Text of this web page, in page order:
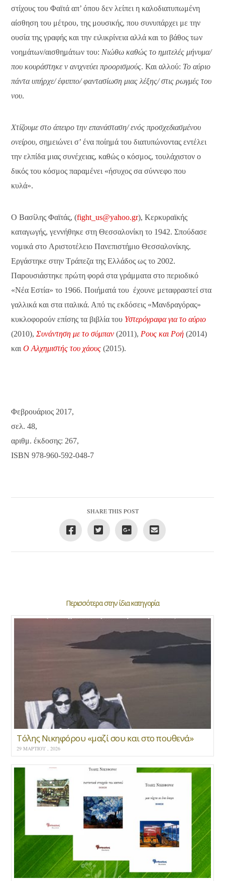
στίχους του Φαϊτά απ’ όπου δεν λείπει η καλοδιατυπωμένη
αίσθηση του μέτρου, της μουσικής, που συνυπάρχει με την
ουσία της γραφής και την ειλικρίνεια αλλά και το βάθος των
νοημάτων/αισθημάτων του: Νιώθω καθώς το ημιτελές μήνυμα/
που κουράστηκε ν ανιχνεύει προορισμούς. Και αλλού: Το αύριο
πάντα υπήρχε/ έφιππο/ φαντασίωση μιας λέξης/ στις ρωγμές του
νου.
Χτίζουμε στο άπειρο την επανάσταση/ ενός προσχεδιασμένου
ονείρου, σημειώνει σ’ ένα ποίημά του διατυπώνοντας εντέλει
την ελπίδα μιας συνέχειας, καθώς ο κόσμος, τουλάχιστον ο
δικός του κόσμος παραμένει «ήσυχος σα σύννεφο που
κυλά».
Ο Bασίλης Φαϊτάς, (fight_us@yahoo.gr), Κερκυραϊκής
καταγωγής, γεννήθηκε στη Θεσσαλονίκη το 1942. Σπούδασε
νομικά στο Aριστοτέλειο Πανεπιστήμιο Θεσσαλονίκης.
Eργάστηκε στην Τράπεζα της Eλλάδος ως το 2002.
Παρουσιάστηκε πρώτη φορά στα γράμματα στο περιοδικό
«Nέα Eστία» το 1966. Ποιήματά του έχουνε μεταφραστεί στα
γαλλικά και στα ιταλικά. Από τις εκδόσεις «Μανδραγόρας»
κυκλοφορούν επίσης τα βιβλία του Υστερόγραφα για το αύριο
(2010),Συνάντηση με το σύμπαν (2011),Ρους και Ροή (2014)
καιΟ Αλχημιστής του χάους (2015).
Φεβρουάριος 2017,
σελ. 48,
αριθμ. έκδοσης: 267,
ISBN 978-960-592-048-7
SHARE THIS POST
Περισσότερα στην ίδια κατηγορία
Τόλης Νικηφόρου «μαζί σου και στο πουθενά»
29 ΜΑΡΤΊΟΥ , 2026